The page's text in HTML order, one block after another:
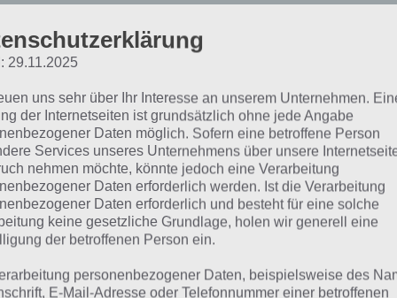
Weitere Lösungen zu 94% gesucht
App! Dort kannst du mit der
schnell die Antworten und
über 100 Level finden!
Reihenfolge der Level in 94% bei jedem Spieler
die 94% Lösung zum Sachverhalt “Etwas, das
29.11.2025
uns sehr über Ihr Interesse an unserem Unternehmen.
der Internetseiten ist grundsätzlich ohne jede Angabe
Daten möglich. Sofern eine betroffene Person
Services unseres Unternehmens über unsere
nehmen möchte, könnte jedoch eine Verarbeitung
Daten erforderlich werden. Ist die Verarbeitung
Daten erforderlich und besteht für eine solche
keine gesetzliche Grundlage, holen wir generell eine
der betroffenen Person ein.
personenbezogener Daten, beispielsweise des
E-Mail-Adresse oder Telefonnummer einer betroffenen